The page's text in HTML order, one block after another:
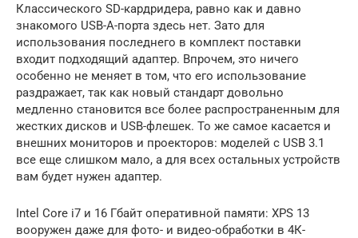
Классического SD-кардридера, равно как и давно
знакомого USB-A-порта здесь нет. Зато для
использования последнего в комплект поставки
входит подходящий адаптер. Впрочем, это ничего
особенно не меняет в том, что его использование
раздражает, так как новый стандарт довольно
медленно становится все более распространенным для
жестких дисков и USB-флешек. То же самое касается и
внешних мониторов и проекторов: моделей с USB 3.1
все еще слишком мало, а для всех остальных устройств
вам будет нужен адаптер.
Intel Core i7 и 16 Гбайт оперативной памяти: XPS 13
вооружен даже для фото- и видео-обработки в 4К-